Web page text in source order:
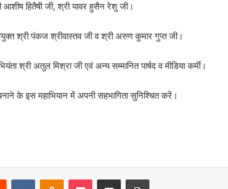
आशीष हितैषी जी, श्री यावर हुसैन रेशु जी।
श्री पंकज श्रीवास्तव जी व श्री अरुण कुमार गुप्त जी।
श्री अतुल मिश्रा जी एवं अन्य सम्मानित पार्षद व मीडिया कर्मी।
के इस महाभियान में अपनी सहभागिता सुनिश्चित करें।